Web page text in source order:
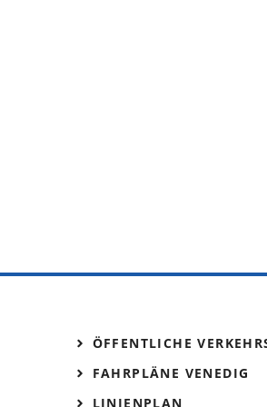
ÖFFENTLICHE
FAHRPLÄNE VENEDIG
LINIENPLAN